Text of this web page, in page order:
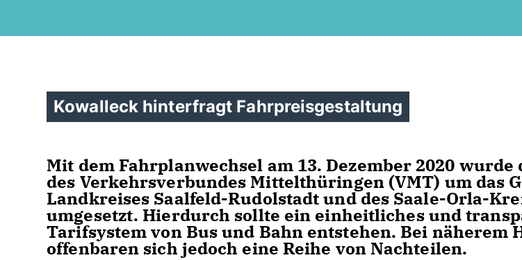
Kowalleck hinterfragt Fahrpreisgestaltung
Mit dem Fahrplanwechsel am 13. Dezember 2020
des Verkehrsverbundes Mittelthüringen (VMT) um das
Landkreises Saalfeld-Rudolstadt und des Saale-Orla-
umgesetzt. Hierdurch sollte ein einheitliches und
Tarifsystem von Bus und Bahn entstehen. Bei näherem
offenbaren sich jedoch eine Reihe von Nachteilen.